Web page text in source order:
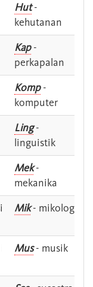
Hut-
kehutanan
Kap-
perkapalan
Komp-
komputer
Ling-
linguistik
Mek-
mekanika
Mik- mikologi
Mus- musik